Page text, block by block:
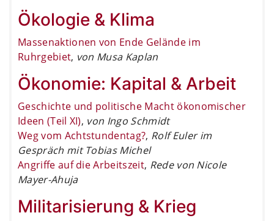
Ökologie & Klima
Massenaktionen von Ende Gelände im
Ruhrgebiet, von Musa Kaplan
Ökonomie: Kapital & Arbeit
Geschichte und politische Macht ökonomischer
Ideen (Teil XI), von Ingo Schmidt
Weg vom Achtstundentag?, Rolf Euler im
Gespräch mit Tobias Michel
Angriffe auf die Arbeitszeit, Rede von Nicole
Mayer-Ahuja
Militarisierung & Krieg